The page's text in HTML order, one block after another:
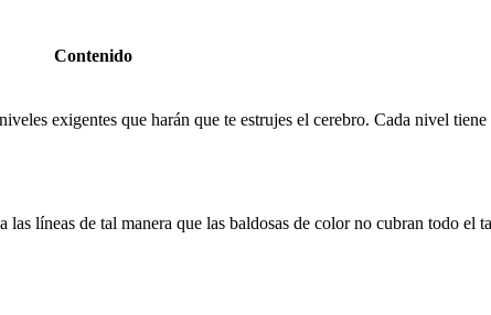
Contenido
exigentes que harán que te estrujes el cerebro. Cada nivel
líneas de tal manera que las baldosas de color no cubran todo el